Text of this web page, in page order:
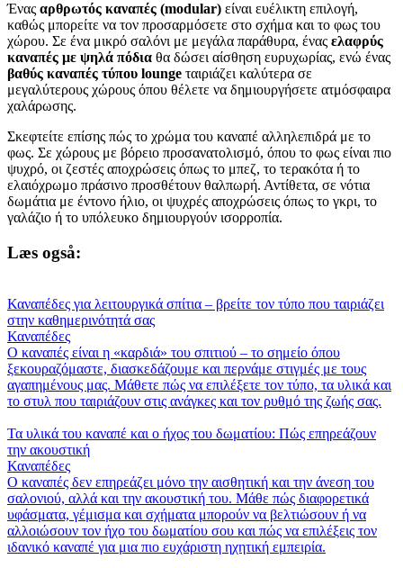
Ένας αρθρωτός καναπές (modular) είναι ευέλικτη επιλογή,
καθώς μπορείτε να τον προσαρμόσετε στο σχήμα και το φως του
χώρου. Σε ένα μικρό σαλόνι με μεγάλα παράθυρα, ένας ελαφρύς
καναπές με ψηλά πόδια θα δώσει αίσθηση ευρυχωρίας, ενώ ένας
βαθύς καναπές τύπου lounge ταιριάζει καλύτερα σε
μεγαλύτερους χώρους όπου θέλετε να δημιουργήσετε ατμόσφαιρα
χαλάρωσης.
Σκεφτείτε επίσης πώς το χρώμα του καναπέ αλληλεπιδρά με το
φως. Σε χώρους με βόρειο προσανατολισμό, όπου το φως είναι πιο
ψυχρό, οι ζεστές αποχρώσεις όπως το μπεζ, το τερακότα ή το
ελαιόχρωμο πράσινο προσθέτουν θαλπωρή. Αντίθετα, σε νότια
δωμάτια με έντονο ήλιο, οι ψυχρές αποχρώσεις όπως το γκρι, το
γαλάζιο ή το υπόλευκο δημιουργούν ισορροπία.
Læs også:
Καναπέδες για λειτουργικά σπίτια – βρείτε τον τύπο που ταιριάζει
στην καθημερινότητά σας
Καναπέδες
Ο καναπές είναι η «καρδιά» του σπιτιού – το σημείο όπου
ξεκουραζόμαστε, διασκεδάζουμε και περνάμε στιγμές με τους
αγαπημένους μας. Μάθετε πώς να επιλέξετε τον τύπο, τα υλικά και
το στυλ που ταιριάζουν στις ανάγκες και τον ρυθμό της ζωής σας.
Τα υλικά του καναπέ και ο ήχος του δωματίου: Πώς επηρεάζουν
την ακουστική
Καναπέδες
Ο καναπές δεν επηρεάζει μόνο την αισθητική και την άνεση του
σαλονιού, αλλά και την ακουστική του. Μάθε πώς διαφορετικά
υφάσματα, γέμισμα και σχήματα μπορούν να βελτιώσουν ή να
αλλοιώσουν τον ήχο του δωματίου σου και πώς να επιλέξεις τον
ιδανικό καναπέ για μια πιο ευχάριστη ηχητική εμπειρία.